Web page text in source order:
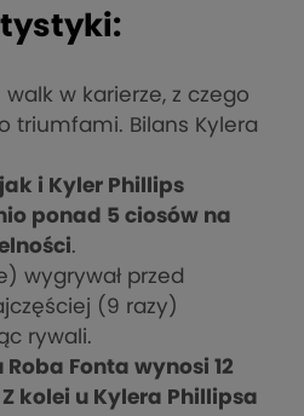
walk w karierze, z czego
triumfami. Bilans Kylera
i Kyler Phillips
ponad 5 ciosów na
.
wygrywał przed
(9 razy)
rywali.
Fonta wynosi 12
kolei u Kylera Phillipsa